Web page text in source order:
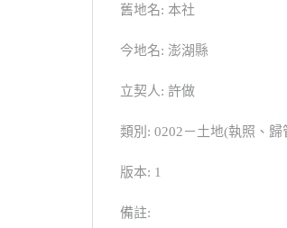
舊地名: 本社
今地名: 澎湖縣
立契人: 許做
類別: 0202－土地(執照、
版本: 1
備註: